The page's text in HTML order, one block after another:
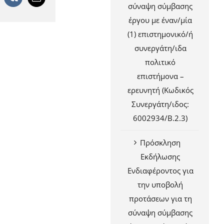
σύναψη σύμβασης
έργου με έναν/μία
(1) επιστημονικό/ή
συνεργάτη/ιδα
πολιτικό
επιστήμονα –
ερευνητή (Κωδικός
Συνεργάτη/ιδος:
6002934/Β.2.3)
Πρόσκληση
Εκδήλωσης
Ενδιαφέροντος για
την υποβολή
προτάσεων για τη
σύναψη σύμβασης